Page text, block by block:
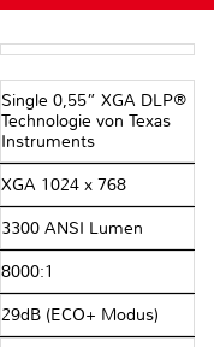
Single 0,55” XGA DLP®
Technologie von Texas
Instruments
XGA 1024 x 768
3300 ANSI Lumen
8000:1
29dB (ECO+ Modus)